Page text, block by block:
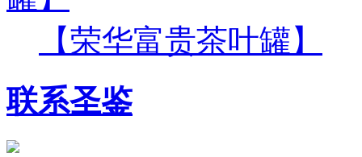
【荣华富贵茶叶罐】
联系圣鉴